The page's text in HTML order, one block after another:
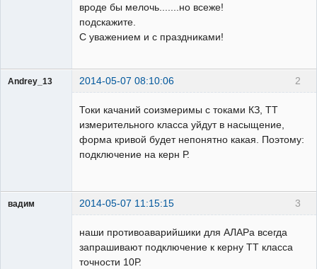
вроде бы мелочь.......но всеже!
подскажите.
С уважением и с праздниками!
2
Andrey_13 2014-05-07 08:10:06
Токи качаний соизмеримы с токами КЗ, ТТ
измерительного класса уйдут в насыщение,
форма кривой будет непонятно какая. Поэтому:
подключение на керн Р.
3
вадим 2014-05-07 11:15:15
наши противоаварийшики для АЛАРа всегда
запрашивают подключение к керну ТТ класса
точности 10Р.